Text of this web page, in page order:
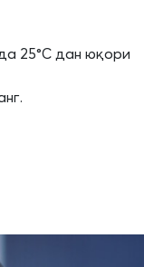
25°C дан юқори